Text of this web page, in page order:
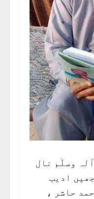
وسلّم نال
ادیب
حاشر ،